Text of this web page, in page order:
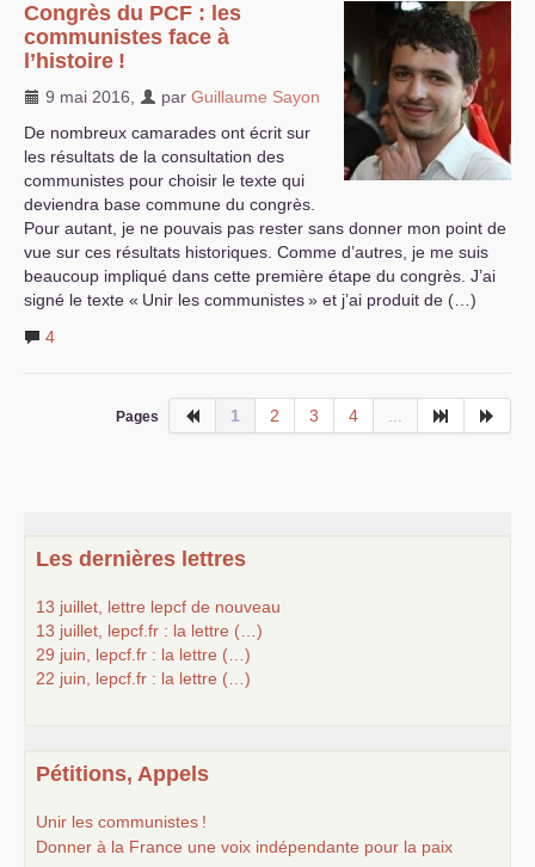
Congrès du PCF : les
communistes face à
l’histoire !
9 mai 2016 par Guillaume Sayon
De nombreux camarades ont écrit sur
les résultats de la consultation des
communistes pour choisir le texte qui
deviendra base commune du congrès.
Pour autant, je ne pouvais pas rester sans donner mon point de
vue sur ces résultats historiques. Comme d’autres, je me suis
beaucoup impliqué dans cette première étape du congrès. J’ai
signé le texte « Unir les communistes» et j’ai produit de (…)
4
Pages 1 2 3 4
Les dernières lettres
13 juillet, lettre lepcf de nouveau
13 juillet, lepcf.fr : la lettre (…)
29 juin, lepcf.fr : la lettre (…)
22 juin, lepcf.fr : la lettre (…)
Pétitions, Appels
Unir les communistes !
Donner à la France une voix indépendante pour la paix